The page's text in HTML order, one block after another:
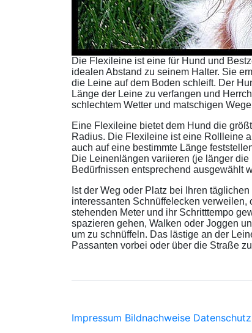
Die Flexileine ist eine für Hund und
idealen Abstand zu seinem Halter. Sie
die Leine auf dem Boden schleift. Der
Länge der Leine zu verfangen und
schlechtem Wetter und matschigen
Eine Flexileine bietet dem Hund die
Radius. Die Flexileine ist eine Rollleine
auch auf eine bestimmte Länge
Die Leinenlängen variieren (je länger
Bedürfnissen entsprechend ausgewählt
Ist der Weg oder Platz bei Ihren
interessanten Schnüffelecken
stehenden Meter und ihr Schritttempo
spazieren gehen, Walken oder Joggen
um zu schnüffeln. Das lästige an der
Passanten vorbei oder über die Straße
Impressum Bildnachweise Datenschutz